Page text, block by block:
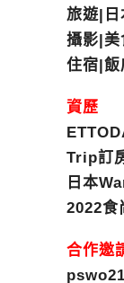
旅遊|日
攝影|
住宿|飯
資歷
Trip訂
日本
2022食
合作邀